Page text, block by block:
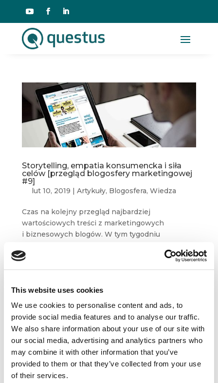
This website uses cookies
We use cookies to personalise content and ads, to
provide social media features and to analyse our traffic.
We also share information about your use of our site with
our social media, advertising and analytics partners who
may combine it with other information that you’ve
provided to them or that they’ve collected from your use
of their services.
Storytelling, empatia konsumencka i siła
celów [przegląd blogosfery marketingowej
#9]
lut 10, 2019 | Artykuły, Blogosfera, Wiedza
Czas na kolejny przegląd najbardziej
wartościowych treści z marketingowych
i biznesowych blogów. W tym tygodniu
z Bloga Jacka Kotarbińskiego, Hotjar Blog,
Disruptive Advertising czy Mention. Inspirującej
Dane kontaktowe

questus